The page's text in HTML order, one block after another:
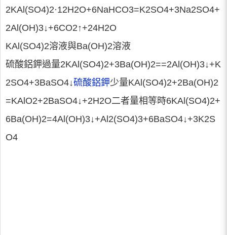
2KAl(SO4)2·12H2O+6NaHCO3=K2SO4+3Na2SO4+
2Al(OH)3↓+6CO2↑+24H2O
KAl(SO4)2溶液與Ba(OH)2溶液
硫酸鋁鉀過量2KAl(SO4)2+3Ba(OH)2==2Al(OH)3↓+K
2SO4+3BaSO4↓硫酸鋁鉀少量KAl(SO4)2+2Ba(OH)2
=KAlO2+2BaSO4↓+2H2O二者量相等時6KAl(SO4)2+
6Ba(OH)2=4Al(OH)3↓+Al2(SO4)3+6BaSO4↓+3K2S
O4